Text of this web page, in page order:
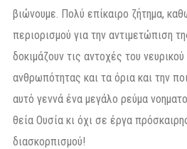
βιώνουμε. Πολύ επίκαιρο ζήτημα,
περιορισμού για την αντιμετώπιση
δοκιμάζουν τις αντοχές του
ανθρωπότητας και τα όρια και την
αυτό γεννά ένα μεγάλο ρεύμα
θεία Ουσία κι όχι σε έργα
διασκορπισμού!